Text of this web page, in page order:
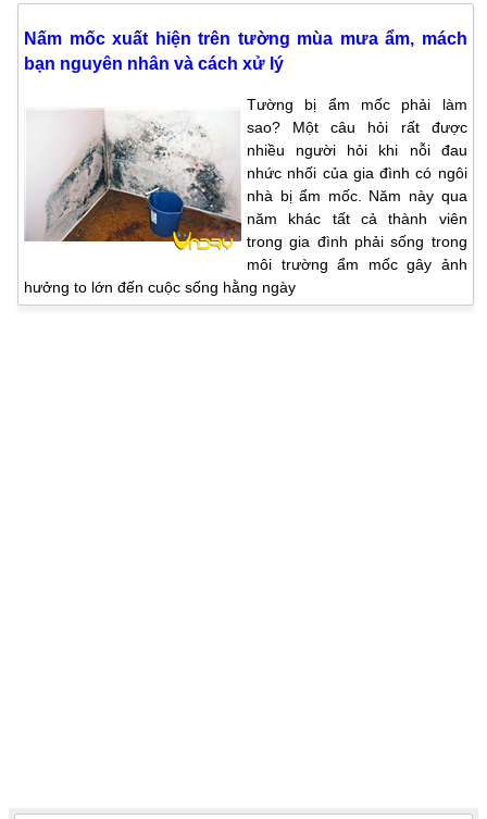
Nấm mốc xuất hiện trên tường mùa mưa ẩm, mách
bạn nguyên nhân và cách xử lý
Tường bị ẩm mốc phải làm
sao? Một câu hỏi rất được
nhiều người hỏi khi nỗi đau
nhức nhối của gia đình có ngôi
nhà bị ẩm mốc. Năm này qua
năm khác tất cả thành viên
trong gia đình phải sống trong
môi trường ẩm mốc gây ảnh
hưởng to lớn đến cuộc sống hằng ngày